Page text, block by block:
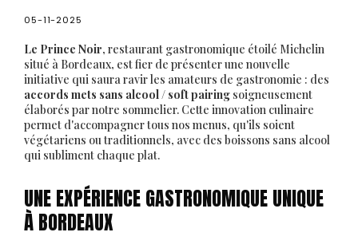
05-11-2025
Le Prince Noir, restaurant gastronomique étoilé Michelin
situé à Bordeaux, est fier de présenter une nouvelle
initiative qui saura ravir les amateurs de gastronomie : des
accords mets sans alcool / soft pairing soigneusement
élaborés par notre sommelier. Cette innovation culinaire
permet d'accompagner tous nos menus, qu'ils soient
végétariens ou traditionnels, avec des boissons sans alcool
qui subliment chaque plat.
UNE EXPÉRIENCE GASTRONOMIQUE UNIQUE
À BORDEAUX